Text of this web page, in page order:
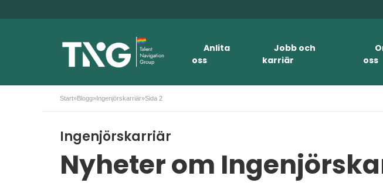
Anlita
oss
Jobb och
karriär
oss
Start»Blogg»Ingenjörskarriär»Sida 2
Ingenjörskarriär
Nyheter om